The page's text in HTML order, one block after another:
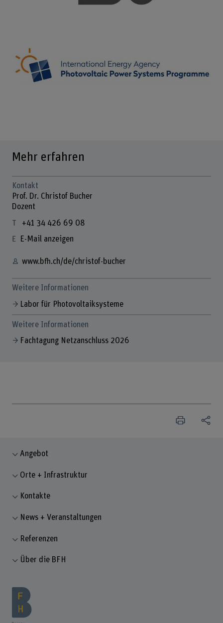
Mehr erfahren
Kontakt
Prof. Dr. Christof Bucher
Dozent
+41 34 426 69 08
E-Mail anzeigen
www.bfh.ch/de/christof-bucher
Weitere Informationen
Labor für Photovoltaiksysteme
Weitere Informationen
Fachtagung Netzanschluss 2026
Angebot
Orte + Infrastruktur
Kontakte
News + Veranstaltungen
Referenzen
Über die BFH